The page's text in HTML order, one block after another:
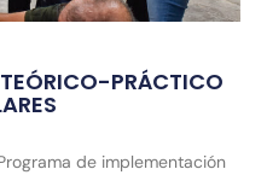
PRÁCTICO
de implementación